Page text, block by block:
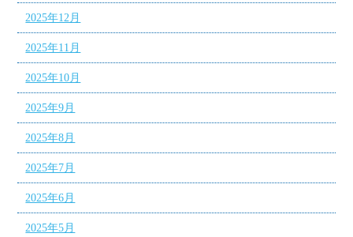
2025年12月
2025年11月
2025年10月
2025年9月
2025年8月
2025年7月
2025年6月
2025年5月